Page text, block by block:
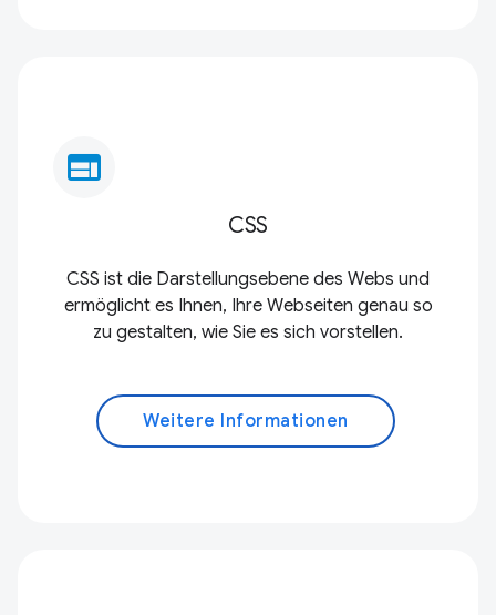
web
CSS
CSS ist die Darstellungsebene des Webs und
ermöglicht es Ihnen, Ihre Webseiten genau so
zu gestalten, wie Sie es sich vorstellen.
Weitere Informationen